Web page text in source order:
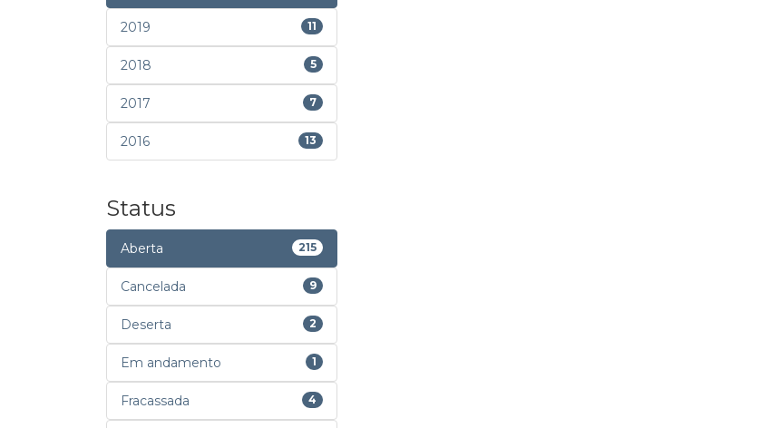
2019 11
2018 5
2017 7
2016 13
Status
Aberta 215
Cancelada 9
Deserta 2
Em andamento 1
Fracassada 4